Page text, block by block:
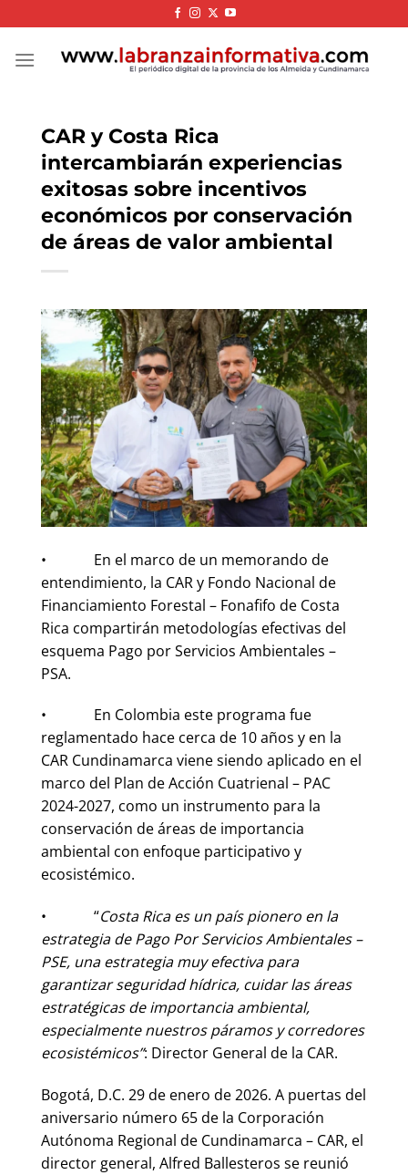
to
content
CAR y Costa Rica
intercambiarán experiencias
exitosas sobre incentivos
económicos por conservación
de áreas de valor ambiental
• En el marco de un memorando de
entendimiento, la CAR y Fondo Nacional de
Financiamiento Forestal – Fonafifo de Costa
Rica compartirán metodologías efectivas del
esquema Pago por Servicios Ambientales –
PSA.
• En Colombia este programa fue
reglamentado hace cerca de 10 años y en la
CAR Cundinamarca viene siendo aplicado en el
marco del Plan de Acción Cuatrienal – PAC
2024-2027, como un instrumento para la
conservación de áreas de importancia
ambiental con enfoque participativo y
ecosistémico.
• “Costa Rica es un país pionero en la
estrategia de Pago Por Servicios Ambientales –
PSE, una estrategia muy efectiva para
garantizar seguridad hídrica, cuidar las áreas
estratégicas de importancia ambiental,
especialmente nuestros páramos y corredores
ecosistémicos”: Director General de la CAR.
Bogotá, D.C. 29 de enero de 2026. A puertas del
aniversario número 65 de la Corporación
Autónoma Regional de Cundinamarca – CAR, el
director general, Alfred Ballesteros se reunió